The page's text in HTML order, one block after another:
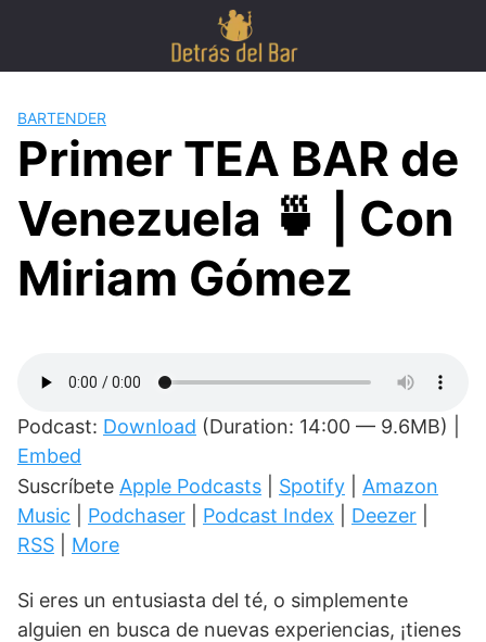
BARTENDER
Primer TEA BAR de
Venezuela 🍵 | Con
Miriam Gómez
Podcast: Download (Duration: 14:00 — 9.6MB) |
Embed
Suscríbete Apple Podcasts Spotify
Amazon
Music
Podchaser Podcast Index Deezer
RSS
More
Si eres un entusiasta del té, o simplemente
alguien en busca de nuevas experiencias, ¡tienes